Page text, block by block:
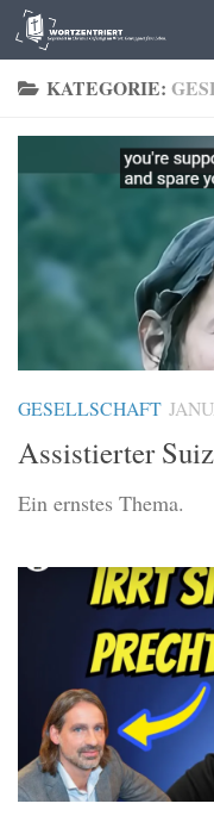
Zum Inhalt springen
KATEGORIE:
GESELLSCHAFT
Assistierter
Ein ernstes Thema.